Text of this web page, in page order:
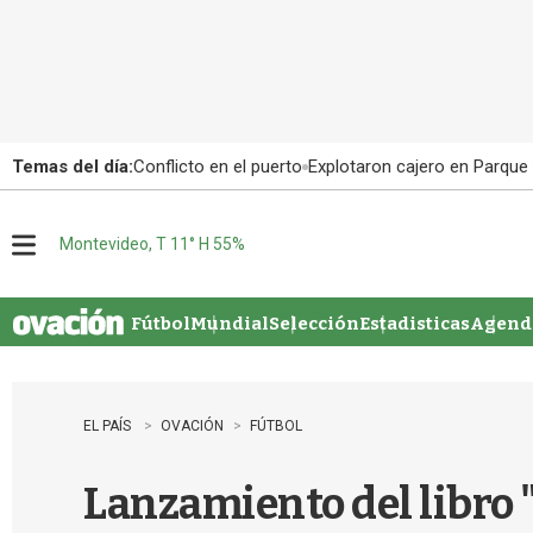
Temas del día:Conflicto en el puerto Explotaron cajero en
u
Montevideo, T 11° H 55%
FútbolMundialSelecciónEstadisticas
EL PAÍS OVACIÓN FÚTBOL
Lanzamiento del libro